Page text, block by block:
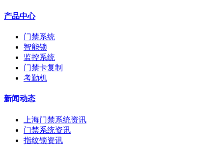
产品中心
门禁系统
智能锁
监控系统
门禁卡复制
考勤机
新闻动态
上海门禁系统资讯
门禁系统资讯
指纹锁资讯